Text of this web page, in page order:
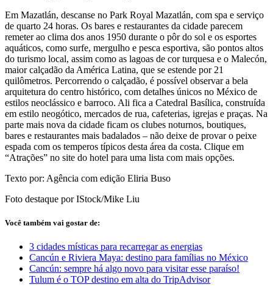
Em Mazatlán, descanse no Park Royal Mazatlán, com spa e serviço
de quarto 24 horas. Os bares e restaurantes da cidade parecem
remeter ao clima dos anos 1950 durante o pôr do sol e os esportes
aquáticos, como surfe, mergulho e pesca esportiva, são pontos altos
do turismo local, assim como as lagoas de cor turquesa e o Malecón,
maior calçadão da América Latina, que se estende por 21
quilômetros. Percorrendo o calçadão, é possível observar a bela
arquitetura do centro histórico, com detalhes únicos no México de
estilos neoclássico e barroco. Ali fica a Catedral Basílica, construída
em estilo neogótico, mercados de rua, cafeterias, igrejas e praças. Na
parte mais nova da cidade ficam os clubes noturnos, boutiques,
bares e restaurantes mais badalados – não deixe de provar o peixe
espada com os temperos típicos desta área da costa. Clique em
“Atrações” no site do hotel para uma lista com mais opções.
Texto por: Agência com edição Eliria Buso
Foto destaque por IStock/Mike Liu
Você também vai gostar de:
3 cidades místicas para recarregar as energias
Cancún e Riviera Maya: destino para famílias no México
Cancún: sempre há algo novo para visitar esse paraíso!
Tulum é o TOP destino em alta do TripAdvisor